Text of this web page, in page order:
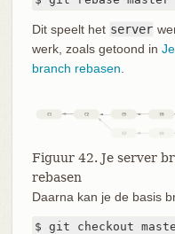
Dit speelt het server
werk, zoals getoond in
branch rebasen
Figuur 42. Je server
rebasen
Daarna kan je de basis
$ git checkout